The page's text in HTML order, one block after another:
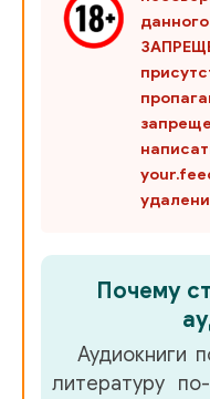
29_Akademija
30_Akademija
35_Akademija
36_Akademija
37_Akademija
Почему
Аудиокниги
литературу